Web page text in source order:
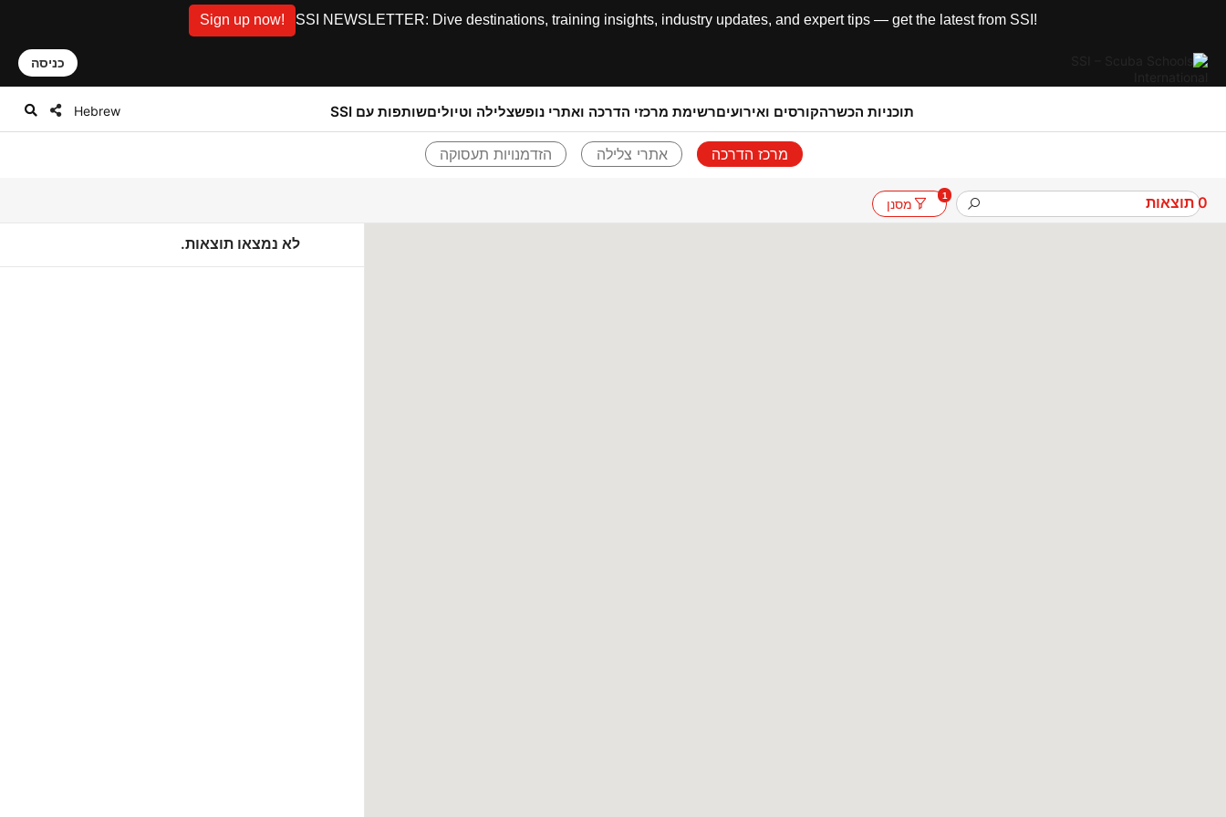
SSI NEWSLETTER: Dive destinations, training insights, industry updates, and expert tips — get the latest from SSI!
Sign up now!
כניסה
תוכניות הכשרהקורסים ואירועיםרשימת מרכזי הדרכה ואתרי נופשצלילה וטיוליםשותפות עם SSI Hebrew
מרכז הדרכה אתרי צלילה הזדמנויות תעסוקה
מסנן
1 0תוצאות
לא נמצאו תוצאות.